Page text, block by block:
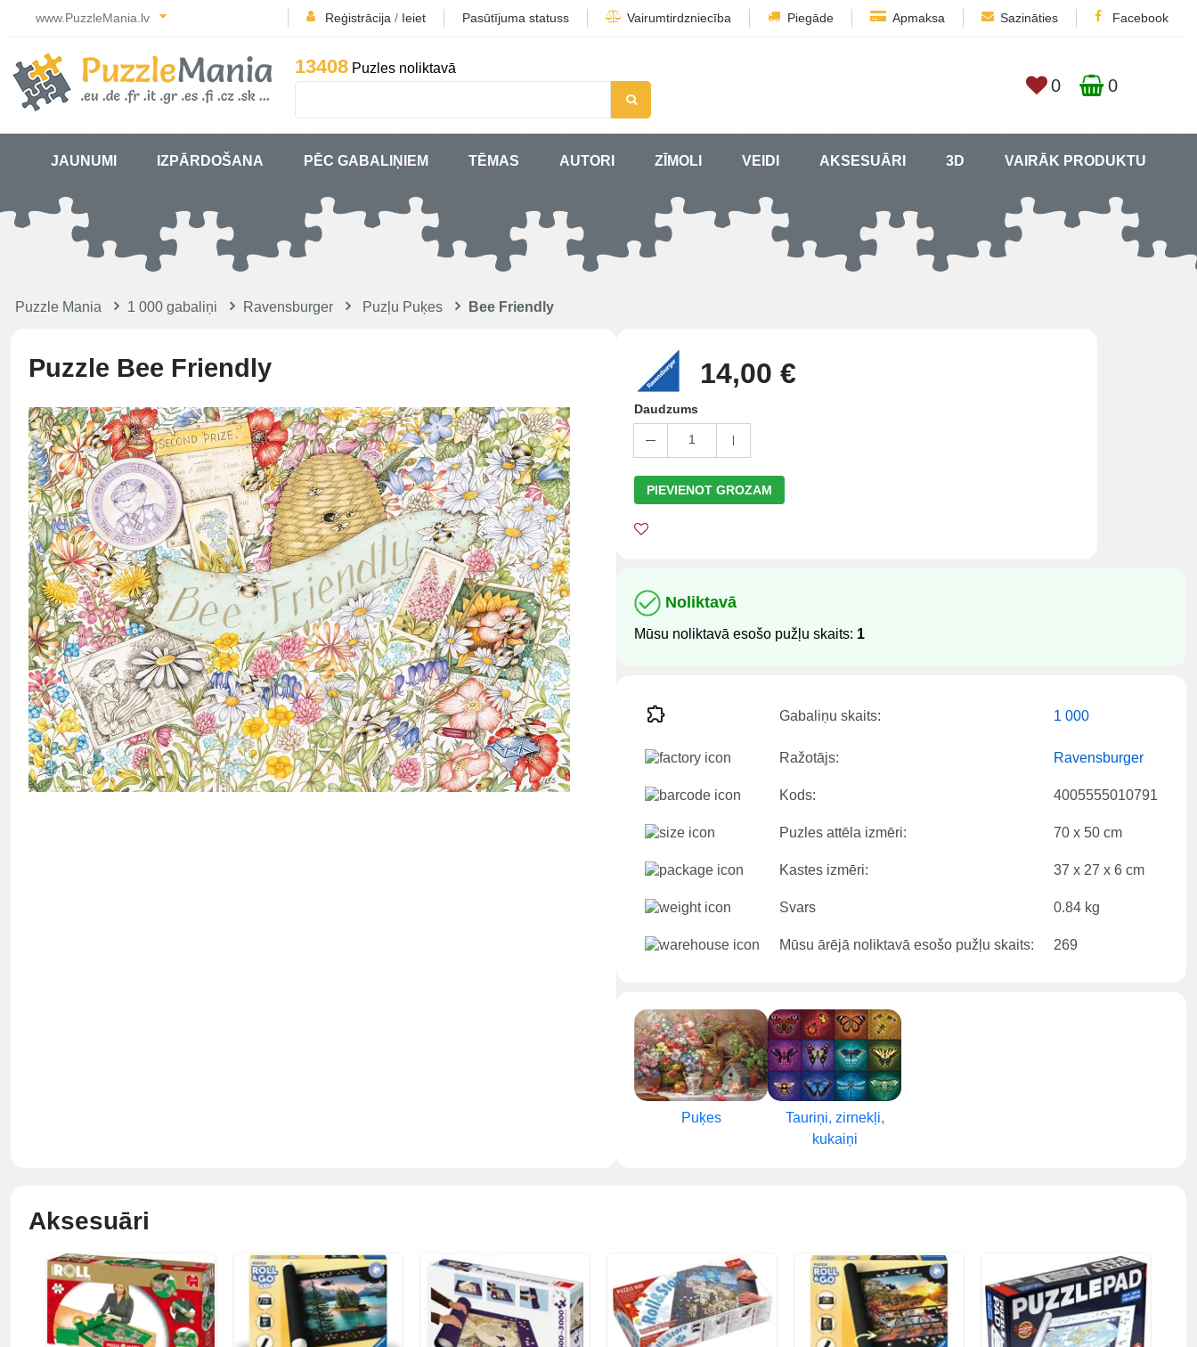
www.PuzzleMania.lv Reģistrācija / Ieiet Pasūtījuma statuss Vairumtirdzniecība Piegāde Apmaksa Sazināties Facebook
13408 Puzles noliktavā
0 0
JAUNUMI IZPĀRDOŠANA PĒC GABALIŅIEM TĒMAS AUTORI ZĪMOLI VEIDI AKSESUĀRI 3D VAIRĀK PRODUKTU
Puzzle Mania 1 000 gabaliņi Ravensburger Puzļu Puķes Bee Friendly
Puzzle Bee Friendly 14,00 €
Daudzums
1
PIEVIENOT GROZAM
Noliktavā
Mūsu noliktavā esošo pužļu skaits: 1
Gabaliņu skaits: 1 000
Ražotājs: Ravensburger
Kods: 4005555010791
Puzles attēla izmēri: 70 x 50 cm
Kastes izmēri: 37 x 27 x 6 cm
Svars 0.84 kg
Mūsu ārējā noliktavā esošo pužļu skaits: 269
Puķes
Tauriņi, zirnekļi,
kukaiņi
Aksesuāri